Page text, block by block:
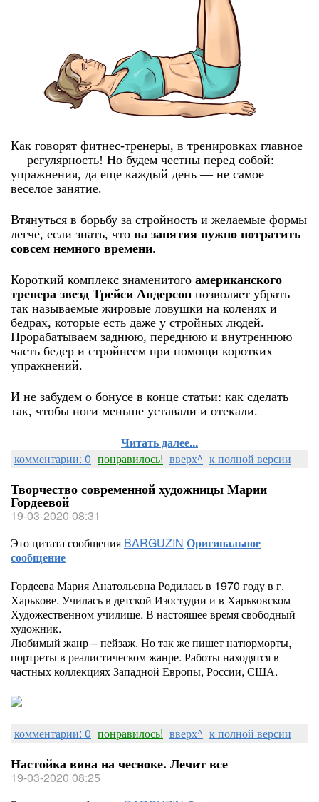
Как говорят фитнес-тренеры, в тренировках главное
— регулярность! Но будем честны перед собой:
упражнения, да еще каждый день — не самое
веселое занятие.
Втянуться в борьбу за стройность и желаемые формы
легче, если знать, что на занятия нужно потратить
совсем немного времени.
Короткий комплекс знаменитого американского
тренера звезд Трейси Андерсон позволяет убрать
так называемые жировые ловушки на коленях и
бедрах, которые есть даже у стройных людей.
Прорабатываем заднюю, переднюю и внутреннюю
часть бедер и стройнеем при помощи коротких
упражнений.
И не забудем о бонусе в конце статьи: как сделать
так, чтобы ноги меньше уставали и отекали.
Читать далее...
комментарии: 0 понравилось! вверх^ к полной версии
Творчество современной художницы Марии
Гордеевой
19-03-2020 08:31
Это цитата сообщения BARGUZIN Оригинальное
сообщение
Гордеева Мария Анатольевна Родилась в 1970 году в г.
Харькове. Училась в детской Изостудии и в Харьковском
Художественном училище. В настоящее время свободный
художник.
Любимый жанр – пейзаж. Но так же пишет натюрморты,
портреты в реалистическом жанре. Работы находятся в
частных коллекциях Западной Европы, России, США.
комментарии: 0 понравилось! вверх^ к полной версии
Настойка вина на чесноке. Лечит все
19-03-2020 08:25